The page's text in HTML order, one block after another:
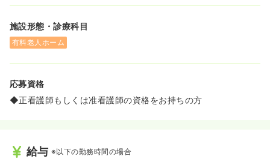
◆マニュアルがしっかりとしているため業務内容もわかり
えてしまう」ということもございません。
◆1日のスケジュールが決まっており、介護士との連携を
しながら業務が進んでいくため初めてで不安な方でも職員
皆様と協力しながらお仕事が進められるため安心な環境で
施設形態・診療科目
有料老人ホーム
応募資格
◆正看護師もしくは准看護師の資格をお持ちの方
給与 ※以下の勤務時間の場合